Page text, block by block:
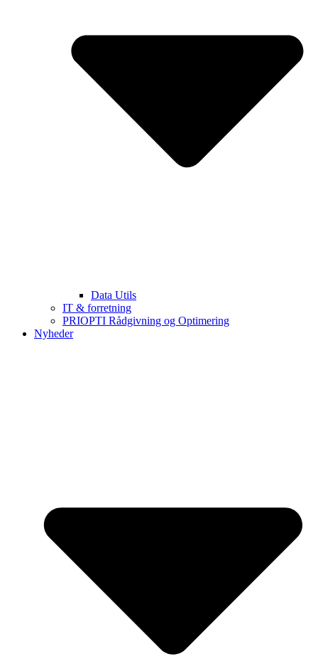
Data Utils
IT & forretning
PRIOPTI Rådgivning og Optimering
Nyheder